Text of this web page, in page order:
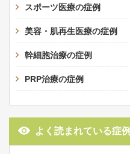
スポーツ医療の症例
美容・肌再生医療の症例
幹細胞治療の症例
PRP治療の症例
よく読まれている症例